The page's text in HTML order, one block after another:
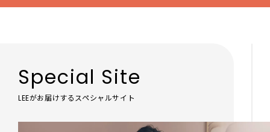
Special Site
LEEがお届けするスペシャルサイト